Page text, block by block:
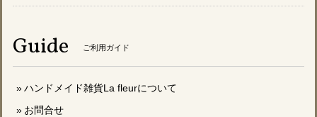
Guide ご利用ガイド
ハンドメイド雑貨La fleurについて
お問合せ